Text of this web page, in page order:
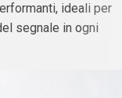
ideali per
segnale in ogni